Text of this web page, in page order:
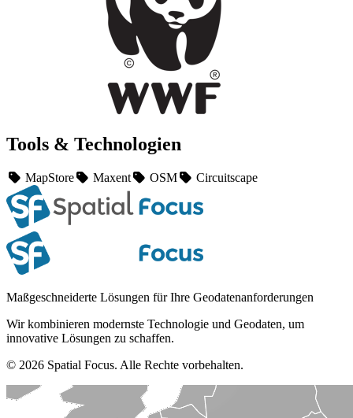
Tools & Technologien
MapStore Maxent OSM Circuitscape
Maßgeschneiderte Lösungen für Ihre Geodatenanforderungen
Wir kombinieren modernste Technologie und Geodaten, um
innovative Lösungen zu schaffen.
© 2026 Spatial Focus. Alle Rechte vorbehalten.